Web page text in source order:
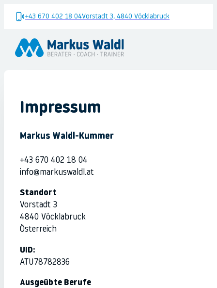
+43 670 402 18 04Vorstadt 3, 4840 Vöcklabruck
Impressum
Markus Waldl-Kummer
+43 670 402 18 04
info@markuswaldl.at
Standort
Vorstadt 3
4840 Vöcklabruck
Österreich
UID:
ATU78782836
Ausgeübte Berufe